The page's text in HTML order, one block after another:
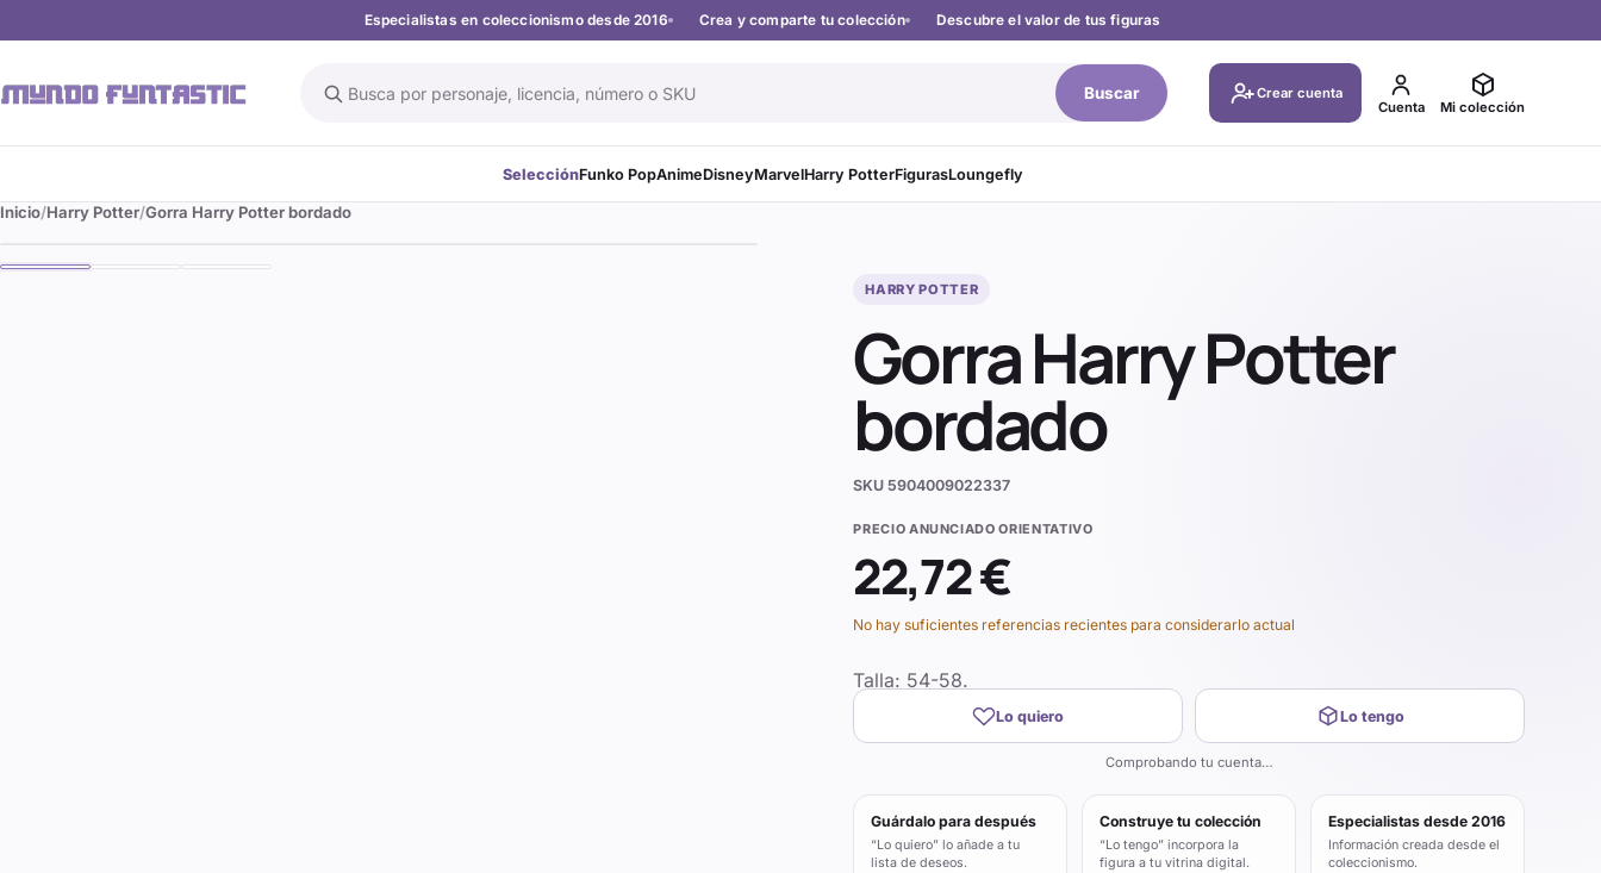
Especialistas en coleccionismo desde 2016 Crea y comparte tu colección Descubre el valor de tus figuras
Buscar en el catálogo Buscar
Crear cuenta
Cuenta
Mi colección
SelecciónFunko PopAnimeDisneyMarvelHarry PotterFigurasLoungefly
Inicio Harry Potter Gorra Harry Potter bordado
HARRY POTTER
Gorra Harry Potter
bordado
SKU5904009022337
PRECIO ANUNCIADO ORIENTATIVO
22,72 €
No hay suficientes referencias recientes para considerarlo actual
Talla: 54-58.
Lo quiero Lo tengo
Comprobando tu cuenta…
Guárdalo para después
“Lo quiero” lo añade a tu
lista de deseos.
Construye tu colección
“Lo tengo” incorpora la
figura a tu vitrina digital.
Especialistas desde 2016
Información creada desde el
coleccionismo.